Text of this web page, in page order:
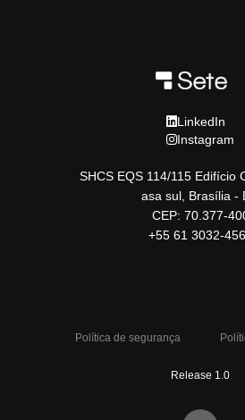
LinkedIn
Instagram
SHCS EQS 114/115 Edifício
asa sul, Brasília -
CEP: 70.377-
+55 61 3032-
Política de segurança
Release 1.0